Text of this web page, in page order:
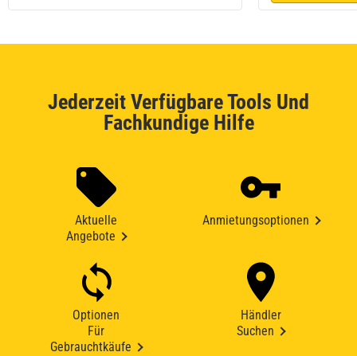
Jederzeit Verfügbare Tools Und
Fachkundige Hilfe
Aktuelle
Angebote
Anmietungsoptionen
Optionen
Für
Gebrauchtkäufe
Händler
Suchen